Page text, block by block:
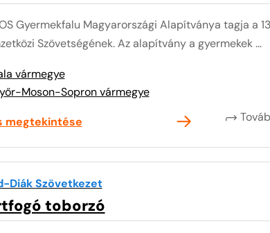
Gyermekfalu Magyarországi Alapítványa tagja a
Szövetségének. Az alapítvány a gyermekek ...
vármegye
Moson-Sopron vármegye
megtekintése
Diák Szövetkezet
toborzó